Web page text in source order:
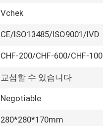
Vchek
CE/ISO13485/ISO9001/IVD
CHF-200/CHF-600/CHF-100
교섭할 수 있습니다
Negotiable
280*280*170mm